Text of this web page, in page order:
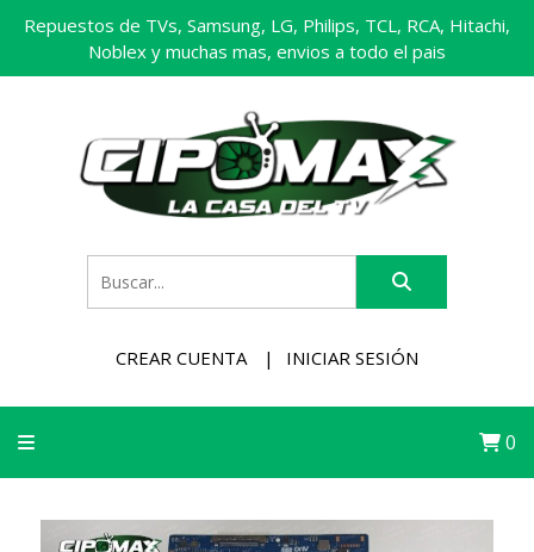
Repuestos de TVs, Samsung, LG, Philips, TCL, RCA, Hitachi,
Noblex y muchas mas, envios a todo el pais
CREAR CUENTA INICIAR SESIÓN
0